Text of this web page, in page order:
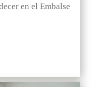
en el Embalse